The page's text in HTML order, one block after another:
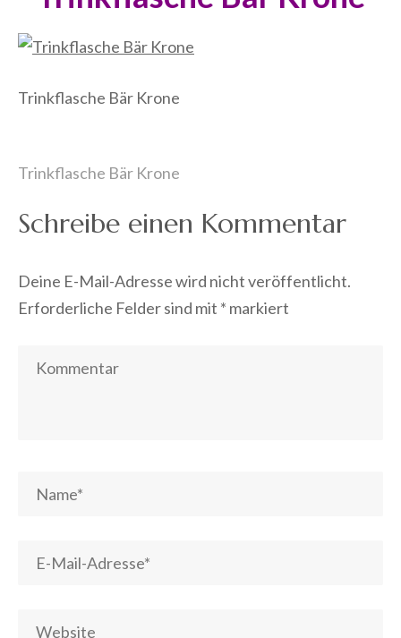
Trinkflasche Bär Krone
Beitragsnavigation
Trinkflasche Bär Krone
Schreibe einen Kommentar
Deine E-Mail-Adresse wird nicht veröffentlicht.
Erforderliche Felder sind mit * markiert